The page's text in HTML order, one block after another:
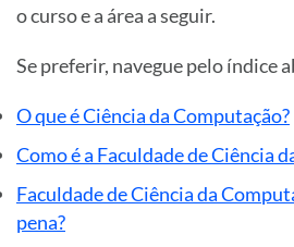
o curso e a área a seguir.
Se preferir, navegue pelo índice
O que é Ciência da Computação?
Como é a Faculdade de Ciência
Faculdade de Ciência da
pena?